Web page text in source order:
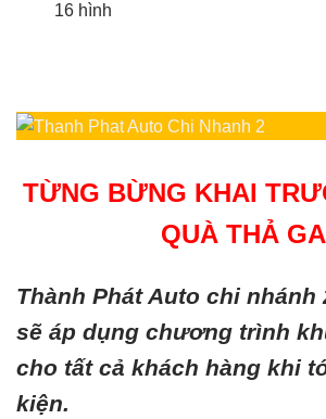
16 hình
TỪNG BỪNG KHAI
QUÀ THẢ GA
Thành Phát Auto chi nhánh
sẽ áp dụng chương trình
cho tất cả khách hàng khi
kiện.